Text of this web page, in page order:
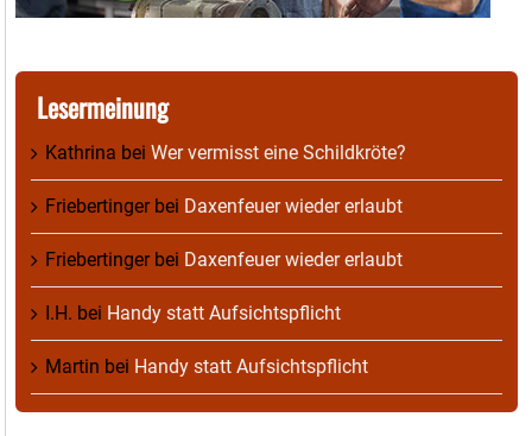
Lesermeinung
Kathrina bei Wer vermisst eine Schildkröte?
Friebertingerbei Daxenfeuer wieder erlaubt
Friebertingerbei Daxenfeuer wieder erlaubt
I.H. bei Handy statt Aufsichtspflicht
Martin bei Handy statt Aufsichtspflicht